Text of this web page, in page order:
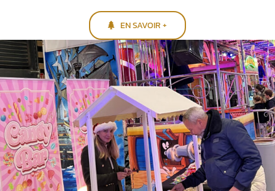
EN SAVOIR +